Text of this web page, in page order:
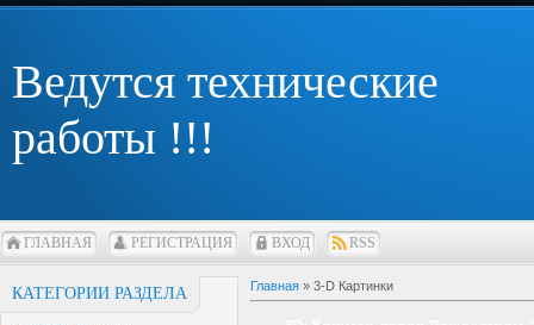
Ведутся технические
работы !!!
ГЛАВНАЯ РЕГИСТРАЦИЯ ВХОД RSS
КАТЕГОРИИ РАЗДЕЛА Главная » 3-D Картинки